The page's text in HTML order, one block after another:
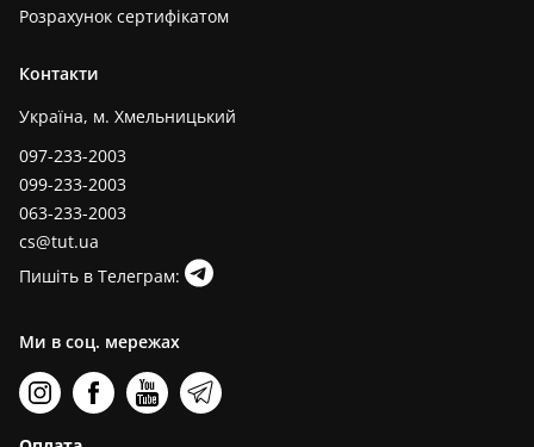
Розрахунок сертифікатом
Контакти
Україна, м. Хмельницький
097-233-2003
099-233-2003
063-233-2003
cs@tut.ua
Пишіть в Телеграм:
Ми в соц. мережах